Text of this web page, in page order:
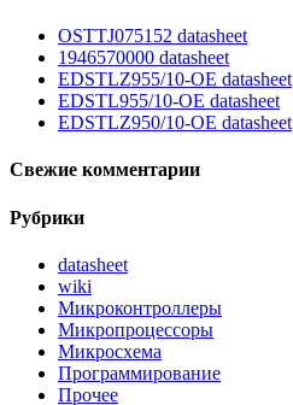
OSTTJ075152 datasheet
1946570000 datasheet
EDSTLZ955/10-OE datasheet
EDSTL955/10-OE datasheet
EDSTLZ950/10-OE datasheet
Свежие комментарии
Рубрики
datasheet
wiki
Микроконтроллеры
Микропроцессоры
Микросхема
Программирование
Прочее